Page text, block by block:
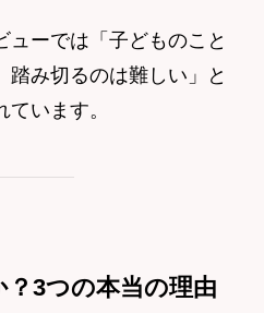
ューでは「子どものこと
踏み切るのは難しい」と
います。
3つの本当の理由